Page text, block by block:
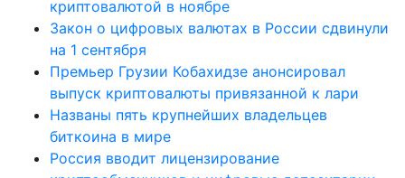
криптовалютой в ноябре
Закон о цифровых валютах в России сдвинули
на 1 сентября
Премьер Грузии Кобахидзе анонсировал
выпуск криптовалюты привязанной к лари
Названы пять крупнейших владельцев
биткоина в мире
Россия вводит лицензирование